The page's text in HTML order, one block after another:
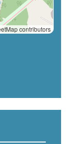
contributors